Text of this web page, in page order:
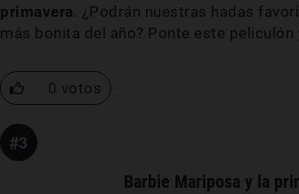
primavera . ¿Podrán nuestras hadas
más bonita del año? Ponte este
0 votos
#3
Barbie Mariposa y la